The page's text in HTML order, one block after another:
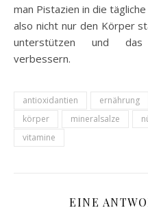
man Pistazien in die
also nicht nur den Körper
unterstützen und das
verbessern.
antioxidantien ernährung
körper
mineralsalze
vitamine
EINE